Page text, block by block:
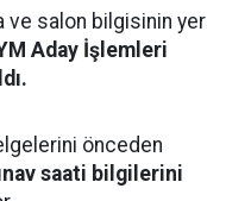
ve salon bilgisinin yer
Aday İşlemleri
önceden
saati bilgilerini